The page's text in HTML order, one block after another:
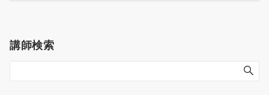
講師検索